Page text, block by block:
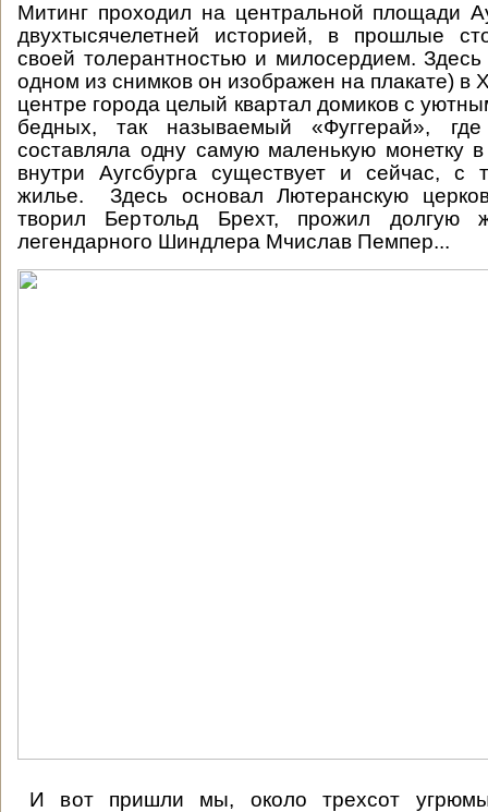
Митинг проходил на центральной площади
двухтысячелетней историей, в прошлые
своей толерантностью и милосердием. Здесь
одном из снимков он изображен на плакате) в
центре города целый квартал домиков с
бедных, так называемый «Фуггерай»,
составляла одну самую маленькую монетку
внутри Аугсбурга существует и сейчас,
жилье. Здесь основал Лютеранскую
творил Бертольд Брехт, прожил долгую
легендарного Шиндлера Мчислав Пемпер...
И вот пришли мы, около трехсот